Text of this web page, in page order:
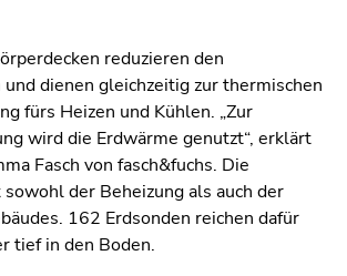
reduzieren den
dienen gleichzeitig zur thermischen
fürs Heizen und Kühlen. „Zur
wird die Erdwärme genutzt“, erklärt
Fasch von fasch&fuchs. Die
der Beheizung als auch der
162 Erdsonden reichen dafür
tief in den Boden.